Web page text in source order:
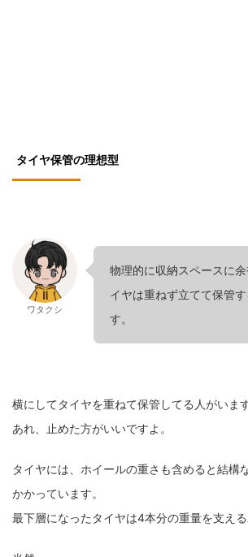
タイヤ保管の理想型
ワタクシ
物理的に収納スペースに
イヤは重ねず立てて保管
す。
横にしてタイヤを重ねて保管してる人がいます
あれ、止めた方がいいですよ。
タイヤには、ホイールの重さも含めると結構
かかっています。
最下層になったタイヤは4本分の重量を支える